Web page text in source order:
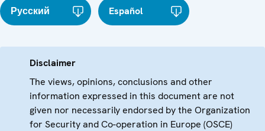
Русский Español
Disclaimer
The views, opinions, conclusions and other
information expressed in this document are not
given nor necessarily endorsed by the Organization
for Security and Co-operation in Europe (OSCE)